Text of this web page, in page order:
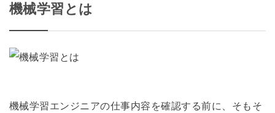
機械学習とは
機械学習エンジニアの仕事内容を確認する前に、そもそ